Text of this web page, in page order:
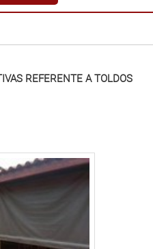
REFERENTE A TOLDOS